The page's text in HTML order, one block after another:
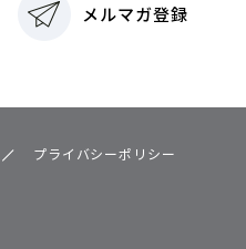
メルマガ登録
プライバシーポリシー